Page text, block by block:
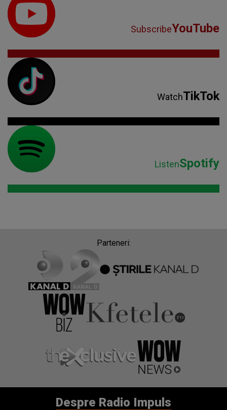
SubscribeYouTube
WatchTikTok
ListenSpotify
Parteneri:
Despre Radio Impuls